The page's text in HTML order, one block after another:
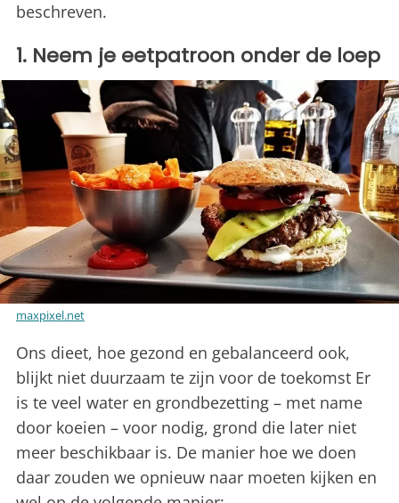
beschreven.
1. Neem je eetpatroon onder de loep
maxpixel.net
Ons dieet, hoe gezond en gebalanceerd ook,
blijkt niet duurzaam te zijn voor de toekomst Er
is te veel water en grondbezetting – met name
door koeien – voor nodig, grond die later niet
meer beschikbaar is. De manier hoe we doen
daar zouden we opnieuw naar moeten kijken en